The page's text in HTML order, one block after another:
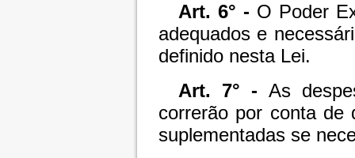
Art. 6° - O Poder
adequados e
definido nesta Lei.
Art. 7° - As
correrão por conta de
suplementadas se